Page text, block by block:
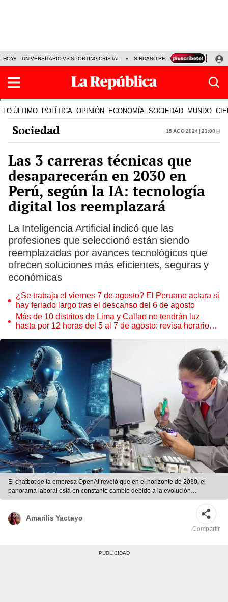
HOY UNIVERSITARIO VS SPORTING CRISTAL SINUANO RESULTADOS HOY
LO ÚLTIMO POLÍTICA OPINIÓN ECONOMÍA SOCIEDAD MUNDO
Sociedad 15 Ago 2024 | 23:00 h
Las 3 carreras técnicas que
desaparecerán en 2030 en
Perú, según la IA: tecnología
digital los reemplazará
La Inteligencia Artificial indicó que las
profesiones que seleccionó están siendo
reemplazadas por avances tecnológicos que
ofrecen soluciones más eficientes, seguras y
económicas
¿Se trabaja el viernes 7 de agosto? El Peruano aclara si
hay feriado largo tras el descanso del 6 de agosto
Más de 10 distritos de Lima y Callao no tendrán luz
hasta por 12 horas del 5 al 7 de agosto: revisa horarios y
El chatbot de la empresa OpenAI reveló que en el horizonte de 2030, el
panorama laboral está en constante cambio debido a la evolución
tecnológica. Foto: composición LR / Linde.
Amarilis Yactayo
Compartir